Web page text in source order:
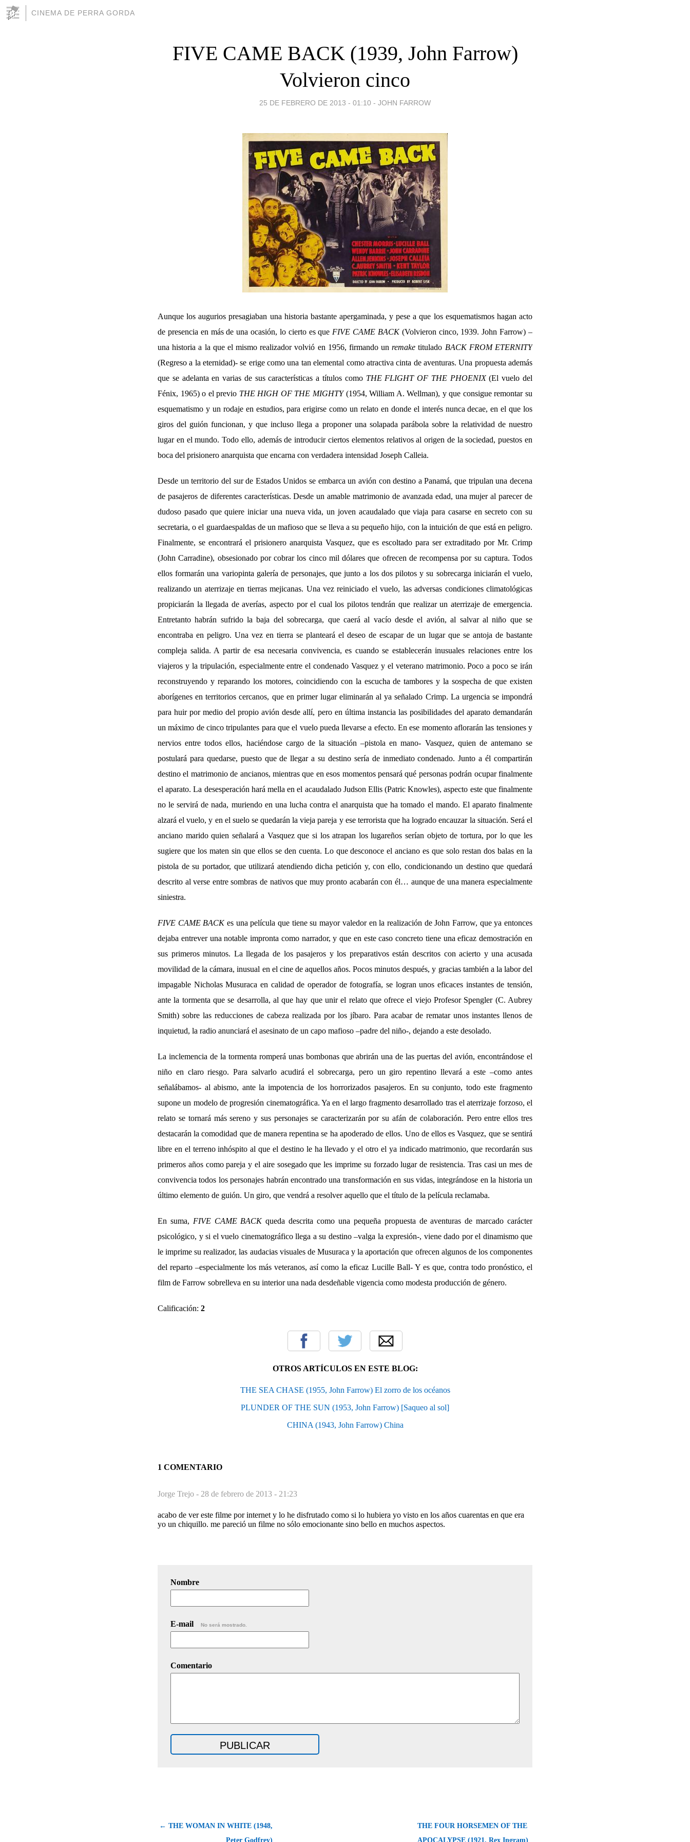
CINEMA DE PERRA GORDA
FIVE CAME BACK (1939, John Farrow)
Volvieron cinco
25 DE FEBRERO DE 2013 - 01:10 - JOHN FARROW
Aunque los augurios presagiaban una historia bastante apergaminada, y pese a que los esquematismos hagan acto
de presencia en más de una ocasión, lo cierto es que FIVE CAME BACK(Volvieron cinco, 1939. John Farrow) –
una historia a la que el mismo realizador volvió en 1956, firmando unremake titulado BACK FROM ETERNITY
(Regreso a la eternidad)- se erige como una tan elemental como atractiva cinta de aventuras. Una propuesta además
que se adelanta en varias de sus características a títulos como THE FLIGHT OF THE PHOENIX(El vuelo del
Fénix, 1965) o el previo THE HIGH OF THE MIGHTY(1954, William A. Wellman), y que consigue remontar su
esquematismo y un rodaje en estudios, para erigirse como un relato en donde el interés nunca decae, en el que los
giros del guión funcionan, y que incluso llega a proponer una solapada parábola sobre la relatividad de nuestro
lugar en el mundo. Todo ello, además de introducir ciertos elementos relativos al origen de la sociedad, puestos en
boca del prisionero anarquista que encarna con verdadera intensidad Joseph Calleia.
Desde un territorio del sur de Estados Unidos se embarca un avión con destino a Panamá, que tripulan una decena
de pasajeros de diferentes características. Desde un amable matrimonio de avanzada edad, una mujer al parecer de
dudoso pasado que quiere iniciar una nueva vida, un joven acaudalado que viaja para casarse en secreto con su
secretaria, o el guardaespaldas de un mafioso que se lleva a su pequeño hijo, con la intuición de que está en peligro.
Finalmente, se encontrará el prisionero anarquista Vasquez, que es escoltado para ser extraditado por Mr. Crimp
(John Carradine), obsesionado por cobrar los cinco mil dólares que ofrecen de recompensa por su captura. Todos
ellos formarán una variopinta galería de personajes, que junto a los dos pilotos y su sobrecarga iniciarán el vuelo,
realizando un aterrizaje en tierras mejicanas. Una vez reiniciado el vuelo, las adversas condiciones climatológicas
propiciarán la llegada de averías, aspecto por el cual los pilotos tendrán que realizar un aterrizaje de emergencia.
Entretanto habrán sufrido la baja del sobrecarga, que caerá al vacío desde el avión, al salvar al niño que se
encontraba en peligro. Una vez en tierra se planteará el deseo de escapar de un lugar que se antoja de bastante
compleja salida. A partir de esa necesaria convivencia, es cuando se establecerán inusuales relaciones entre los
viajeros y la tripulación, especialmente entre el condenado Vasquez y el veterano matrimonio. Poco a poco se irán
reconstruyendo y reparando los motores, coincidiendo con la escucha de tambores y la sospecha de que existen
aborígenes en territorios cercanos, que en primer lugar eliminarán al ya señalado Crimp. La urgencia se impondrá
para huir por medio del propio avión desde allí, pero en última instancia las posibilidades del aparato demandarán
un máximo de cinco tripulantes para que el vuelo pueda llevarse a efecto. En ese momento aflorarán las tensiones y
nervios entre todos ellos, haciéndose cargo de la situación –pistola en mano- Vasquez, quien de antemano se
postulará para quedarse, puesto que de llegar a su destino sería de inmediato condenado. Junto a él compartirán
destino el matrimonio de ancianos, mientras que en esos momentos pensará qué personas podrán ocupar finalmente
el aparato. La desesperación hará mella en el acaudalado Judson Ellis (Patric Knowles), aspecto este que finalmente
no le servirá de nada, muriendo en una lucha contra el anarquista que ha tomado el mando. El aparato finalmente
alzará el vuelo, y en el suelo se quedarán la vieja pareja y ese terrorista que ha logrado encauzar la situación. Será el
anciano marido quien señalará a Vasquez que si los atrapan los lugareños serían objeto de tortura, por lo que les
sugiere que los maten sin que ellos se den cuenta. Lo que desconoce el anciano es que solo restan dos balas en la
pistola de su portador, que utilizará atendiendo dicha petición y, con ello, condicionando un destino que quedará
descrito al verse entre sombras de nativos que muy pronto acabarán con él… aunque de una manera especialmente
siniestra.
FIVE CAME BACKes una película que tiene su mayor valedor en la realización de John Farrow, que ya entonces
dejaba entrever una notable impronta como narrador, y que en este caso concreto tiene una eficaz demostración en
sus primeros minutos. La llegada de los pasajeros y los preparativos están descritos con acierto y una acusada
movilidad de la cámara, inusual en el cine de aquellos años. Pocos minutos después, y gracias también a la labor del
impagable Nicholas Musuraca en calidad de operador de fotografía, se logran unos eficaces instantes de tensión,
ante la tormenta que se desarrolla, al que hay que unir el relato que ofrece el viejo Profesor Spengler (C. Aubrey
Smith) sobre las reducciones de cabeza realizada por los jíbaro. Para acabar de rematar unos instantes llenos de
inquietud, la radio anunciará el asesinato de un capo mafioso –padre del niño-, dejando a este desolado.
La inclemencia de la tormenta romperá unas bombonas que abrirán una de las puertas del avión, encontrándose el
niño en claro riesgo. Para salvarlo acudirá el sobrecarga, pero un giro repentino llevará a este –como antes
señalábamos- al abismo, ante la impotencia de los horrorizados pasajeros. En su conjunto, todo este fragmento
supone un modelo de progresión cinematográfica. Ya en el largo fragmento desarrollado tras el aterrizaje forzoso, el
relato se tornará más sereno y sus personajes se caracterizarán por su afán de colaboración. Pero entre ellos tres
destacarán la comodidad que de manera repentina se ha apoderado de ellos. Uno de ellos es Vasquez, que se sentirá
libre en el terreno inhóspito al que el destino le ha llevado y el otro el ya indicado matrimonio, que recordarán sus
primeros años como pareja y el aire sosegado que les imprime su forzado lugar de resistencia. Tras casi un mes de
convivencia todos los personajes habrán encontrado una transformación en sus vidas, integrándose en la historia un
último elemento de guión. Un giro, que vendrá a resolver aquello que el título de la película reclamaba.
En suma, FIVE CAME BACKqueda descrita como una pequeña propuesta de aventuras de marcado carácter
psicológico, y si el vuelo cinematográfico llega a su destino –valga la expresión-, viene dado por el dinamismo que
le imprime su realizador, las audacias visuales de Musuraca y la aportación que ofrecen algunos de los componentes
del reparto –especialmente los más veteranos, así como la eficaz Lucille Ball- Y es que, contra todo pronóstico, el
film de Farrow sobrelleva en su interior una nada desdeñable vigencia como modesta producción de género.
Calificación: 2
OTROS ARTÍCULOS EN ESTE BLOG:
THE SEA CHASE (1955, John Farrow) El zorro de los océanos
PLUNDER OF THE SUN (1953, John Farrow) [Saqueo al sol]
CHINA (1943, John Farrow) China
1 COMENTARIO
Jorge Trejo - 28 de febrero de 2013 - 21:23
acabo de ver este filme por internet y lo he disfrutado como si lo hubiera yo visto en los años cuarentas en que era
yo un chiquillo. me pareció un filme no sólo emocionante sino bello en muchos aspectos.
Nombre
E-mail No será mostrado.
Comentario
← THE WOMAN IN WHITE (1948,
Peter Godfrey)
THE FOUR HORSEMEN OF THE
APOCALYPSE (1921, Rex Ingram)